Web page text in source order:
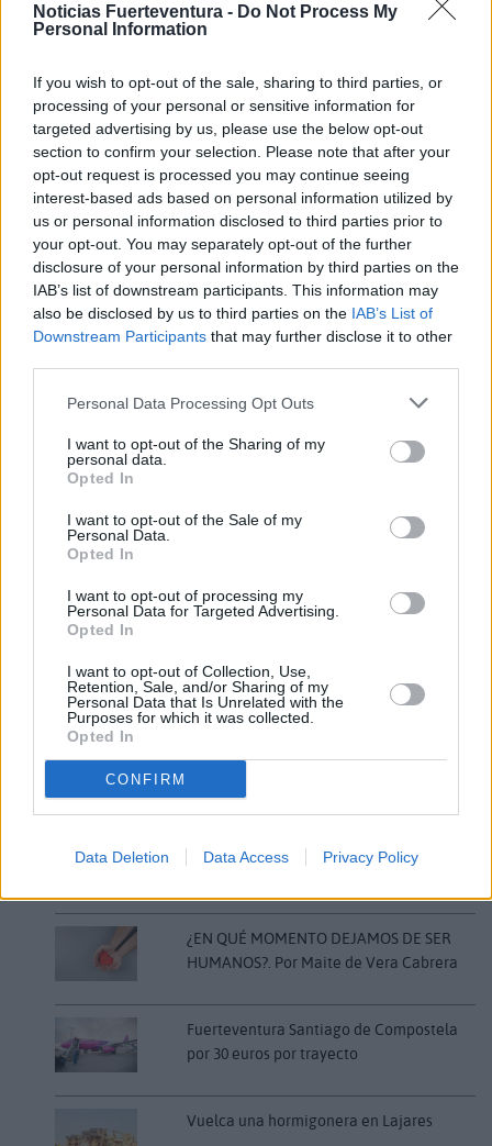
Noticias Fuerteventura - Do Not Process My
Personal Information
If you wish to opt-out of the sale, sharing to third parties, or
processing of your personal or sensitive information for
targeted advertising by us, please use the below opt-out
section to confirm your selection. Please note that after your
opt-out request is processed you may continue seeing
interest-based ads based on personal information utilized by
us or personal information disclosed to third parties prior to
your opt-out. You may separately opt-out of the further
disclosure of your personal information by third parties on the
IAB’s list of downstream participants. This information may
also be disclosed by us to third parties on the IAB’s List of
Downstream Participants that may further disclose it to other
Personal Data Processing Opt Outs
I want to opt-out of the Sharing of my
personal data.
Opted In
I want to opt-out of the Sale of my
Personal Data.
Opted In
I want to opt-out of processing my
Personal Data for Targeted Advertising.
Opted In
I want to opt-out of Collection, Use,
Retention, Sale, and/or Sharing of my
Personal Data that Is Unrelated with the
Purposes for which it was collected.
Opted In
CONFIRM
Data Deletion Data Access Privacy Policy
combate fue resuelto sin titubeos y con un ritmo
que, en palabras de testigos, resultaba
prácticamente imposible de seguir.
La cita mundial congregó en la capital italiana a
más de un millar de luchadores procedentes de
todos los rincones del planeta, protagonistas de
una competición seguida en directo por cientos de
canales de televisión. El torneo se caracterizó por
la variedad y espectacularidad de sus disciplinas,
Brasileño, Karate, Kata Forms y defensa personal.
Desde el municipio de Antigua se celebra este
triunfo como un orgullo para el deporte local y un
ejemplo de constancia, talento y superación
parte de la élite mundial de la lucha extrema, y su
hazaña promete ser solo el comienzo de una
prometedora carrera internacional.
Comentarios (0)
LO MÁS LEÍDO
Fallece un bebé de 20 meses por un
golpe de calor en Fuerteventura
¿EN QUÉ MOMENTO DEJAMOS DE SER
HUMANOS?. Por Maite de Vera Cabrera
Fuerteventura Santiago de Compostela
por 30 euros por trayecto
Vuelca una hormigonera en Lajares